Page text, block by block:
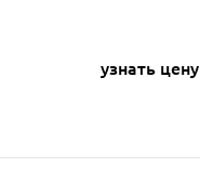
узнать цену